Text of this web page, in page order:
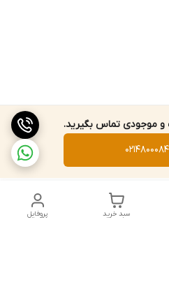
و موجودی تماس بگیرید.
پروفایل سبد خرید